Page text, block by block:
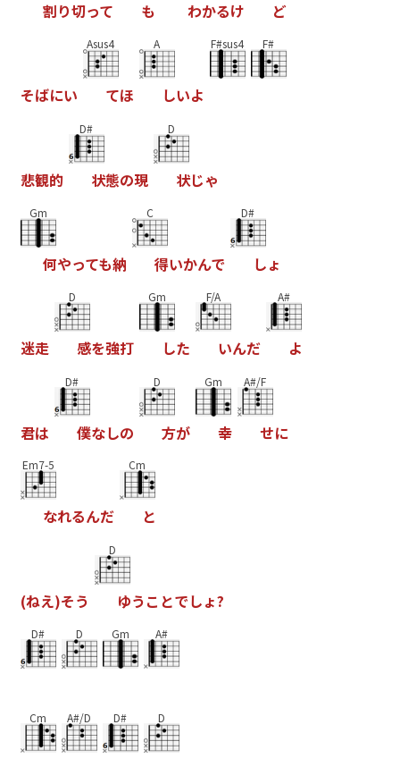
割り切って も わかるけ ど
そばにい
Asus4
てほ
A
しいよ
F#sus4 F#
悲観的
D#
状態の現
D
状じゃ
Gm
何やっても納
C
得いかんで
D#
しょ
迷走
D
感を強打
Gm
した
F/A
いんだ
A#
よ
君は
D#
僕なしの
D
方が
Gm
幸
A#/F
せに
Em7-5
なれるんだ
Cm
と
(ねえ)そう
D
ゆう こ とでしょ?
D# D Gm A#
Cm A#/D D# D